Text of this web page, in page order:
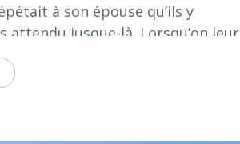
à son épouse qu’ils y
attendu jusque-là. Lorsqu’on leur
ont sauté sur l’occasion et ont
le village d’Aumagne, un bout